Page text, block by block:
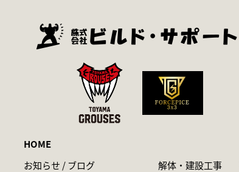
HOME
お知らせ / ブログ
解体・建設工事